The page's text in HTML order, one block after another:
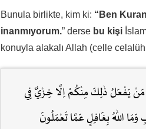
Bunula birlikte, kim ki: “Ben
inanmıyorum.” dersebu kişi
konuyla alakalı Allah (celle
يَفْعَلُ ذٰلِكَ مِنْكُمْ اِلَّا خِزْيٌ فِي
وَمَا اللّٰهُ بِغَافِلٍ عَمَّا تَعْمَلُونَ